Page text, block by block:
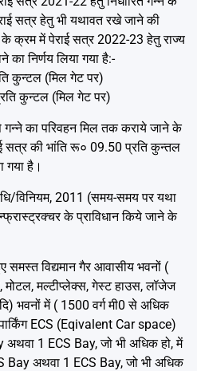
सत्र हेतु भी यथावत रखे जाने की
क्रम में पेराई सत्र 2022-23 हेतु राज्य
का निर्णय लिया गया है:-
कुन्टल (मिल गेट पर)
कुन्टल (मिल गेट पर)
गन्ने का परिवहन मिल तक कराये जाने के
सत्र की भांति रू० 09.50 प्रति कुन्तल
गया है।
विनियम, 2011 (समय-समय पर यथा
के प्राविधान किये जाने के
विद्यमान गैर आवासीय भवनों (
मोटल, मल्टीप्लेक्स, गेस्ट हाउस, लॉजेज
भवनों में ( 1500 वर्ग मी0 से अधिक
ECS (Eqivalent Car space)
1 ECS Bay, जो भी अधिक हो, में
Bay अथवा 1 ECS Bay, जो भी अधिक